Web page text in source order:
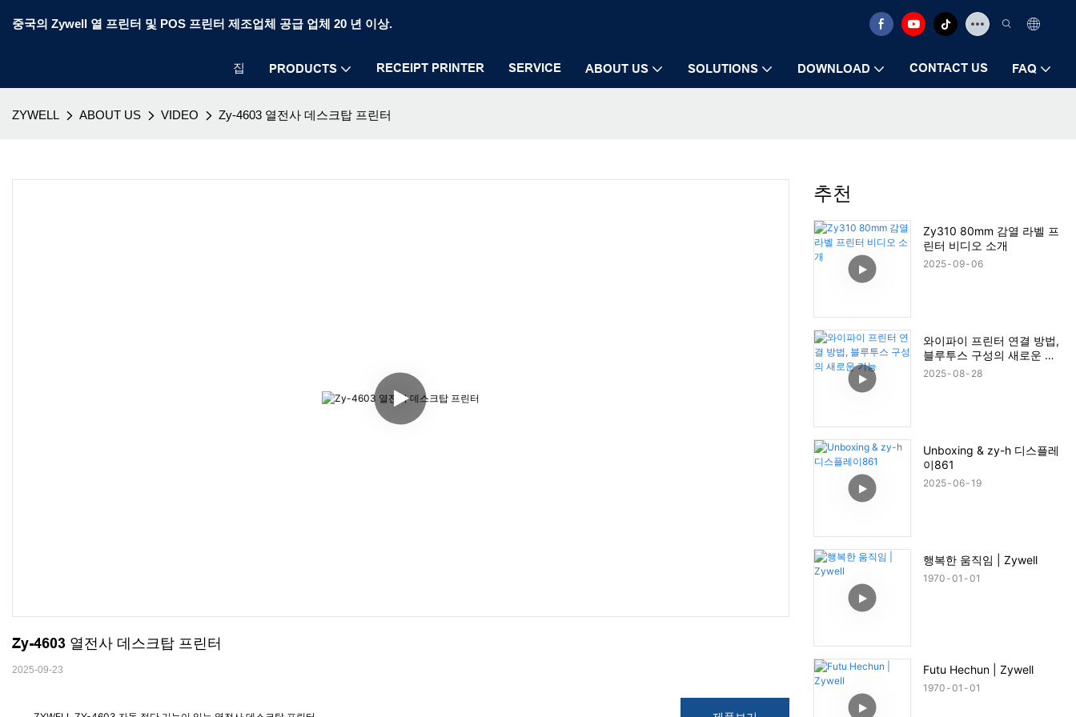
중국의 Zywell 열 프린터 및 POS 프린터 제조업체 공급 업체 20 년 이상.
집 PRODUCTS RECEIPT PRINTER SERVICE ABOUT US SOLUTIONS DOWNLOAD CONTACT US FAQ
ZYWELL ABOUT US VIDEO Zy-4603 열전사 데스크탑 프린터
Zy-4603 열전사 데스크탑 프린터
2025-09-23
추천
Zy310 80mm 감열 라벨 프
린터 비디오 소개
2025 09 06
와이파이 프린터 연결 방법,
블루투스 구성의 새로운 기
능
2025 08 28
Unboxing & zy-h 디스플레
이861
2025 06 19
행복한 움직임 | Zywell
1970 01 01
Futu Hechun | Zywell
1970 01 01